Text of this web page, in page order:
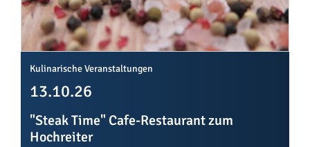
Kulinarische Veranstaltungen
13.10.26
"Steak Time" Cafe-Restaurant zum
Hochreiter